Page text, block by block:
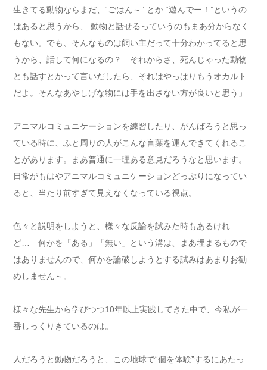
生きてる動物ならまだ、“ごはん～” とか “遊んでー！”というの
はあると思うから、 動物と話せるっていうのもまあ分からなく
もない。でも、そんなものは飼い主だって十分わかってると思
うから、 話して何になるの？ それからさ、 死んじゃった動物
とも話すとかって言いだしたら、 それはやっぱりもうオカルト
だよ。 そんなあやしげな物には手を出さない方が良いと思う」
アニマルコミュニケーションを練習したり、がんばろうと思っ
ている時に、ふと周りの人がこんな言葉を運んできてくれるこ
とがあります。
まあ普通に一理ある意見だろうなと思います。
日常がもはやアニマルコミュニケーションどっぷりになってい
ると、当たり前すぎて見えなくなっている視点。
色々と説明をしようと、様々な反論を試みた時もあるけれ
ど… 何かを「ある」「無い」という溝は、まあ埋まるもので
はありませんので、何かを論破しようとする試みはあまりお勧
めしません～。
様々な先生から学びつつ10年以上実践してきた中で、今私が一
番しっくりきているのは。
人だろうと動物だろうと、この地球で“個を体験”するにあたっ